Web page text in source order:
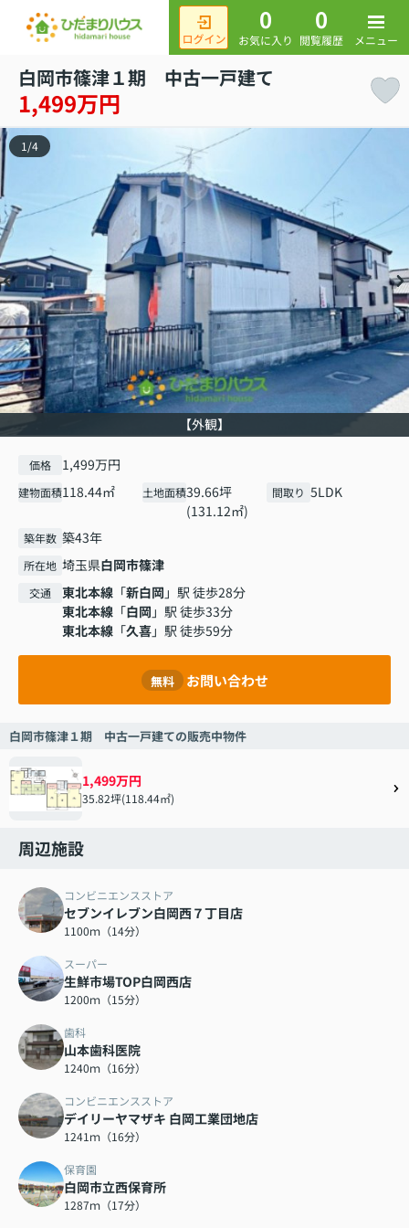
0
お気に入り
0
閲覧履歴 メニュー
白岡市篠津１期 中古一戸建て
1,499万円
【外観】
1 /4
価格 1,499万円
建物面積118.44㎡ 土地面積39.66坪
(131.12㎡)
間取り 5LDK
築年数 築43年
所在地 埼玉県白岡市篠津
交通 東北本線 「新白岡 」駅 徒歩28分
東北本線 「白岡 」駅 徒歩33分
東北本線 「久喜」駅 徒歩59分
無料 お問い合わせ
白岡市篠津１期 中古一戸建ての販売中物件
1,499万円
35.82坪(118.44㎡)
周辺施設
コンビニエンスストア
セブンイレブン白岡西７丁目店
1100ｍ（14分）
スーパー
生鮮市場TOP白岡西店
1200ｍ（15分）
歯科
山本歯科医院
1240ｍ（16分）
コンビニエンスストア
デイリーヤマザキ 白岡工業団地店
1241ｍ（16分）
保育園
白岡市立西保育所
1287ｍ（17分）